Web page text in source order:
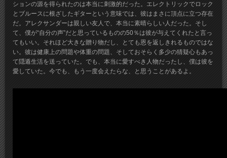
ションの源を得られたのは本当に刺激的だった。エレクトリックでロック
とブルースに根ざしたギターという意味では、彼はまさに頂点に立つ存在
だ。アレクサンダーは親しい友人で、本当に素晴らしい人だった。そし
て、僕が“自分の声”だと思っているものの50％は彼が与えてくれたと言っ
てもいい。それほど大きな贈り物だし、とても恩を返しきれるものではな
い。彼は健康上の問題や体重の問題、そしておそらく多少の猜疑心もあっ
て隠遁生活を送っていた。でも、本当に愛すべき人物だったし、僕は彼を
愛していた。今でも、もう一度会えたらな、と思うことがあるよ。